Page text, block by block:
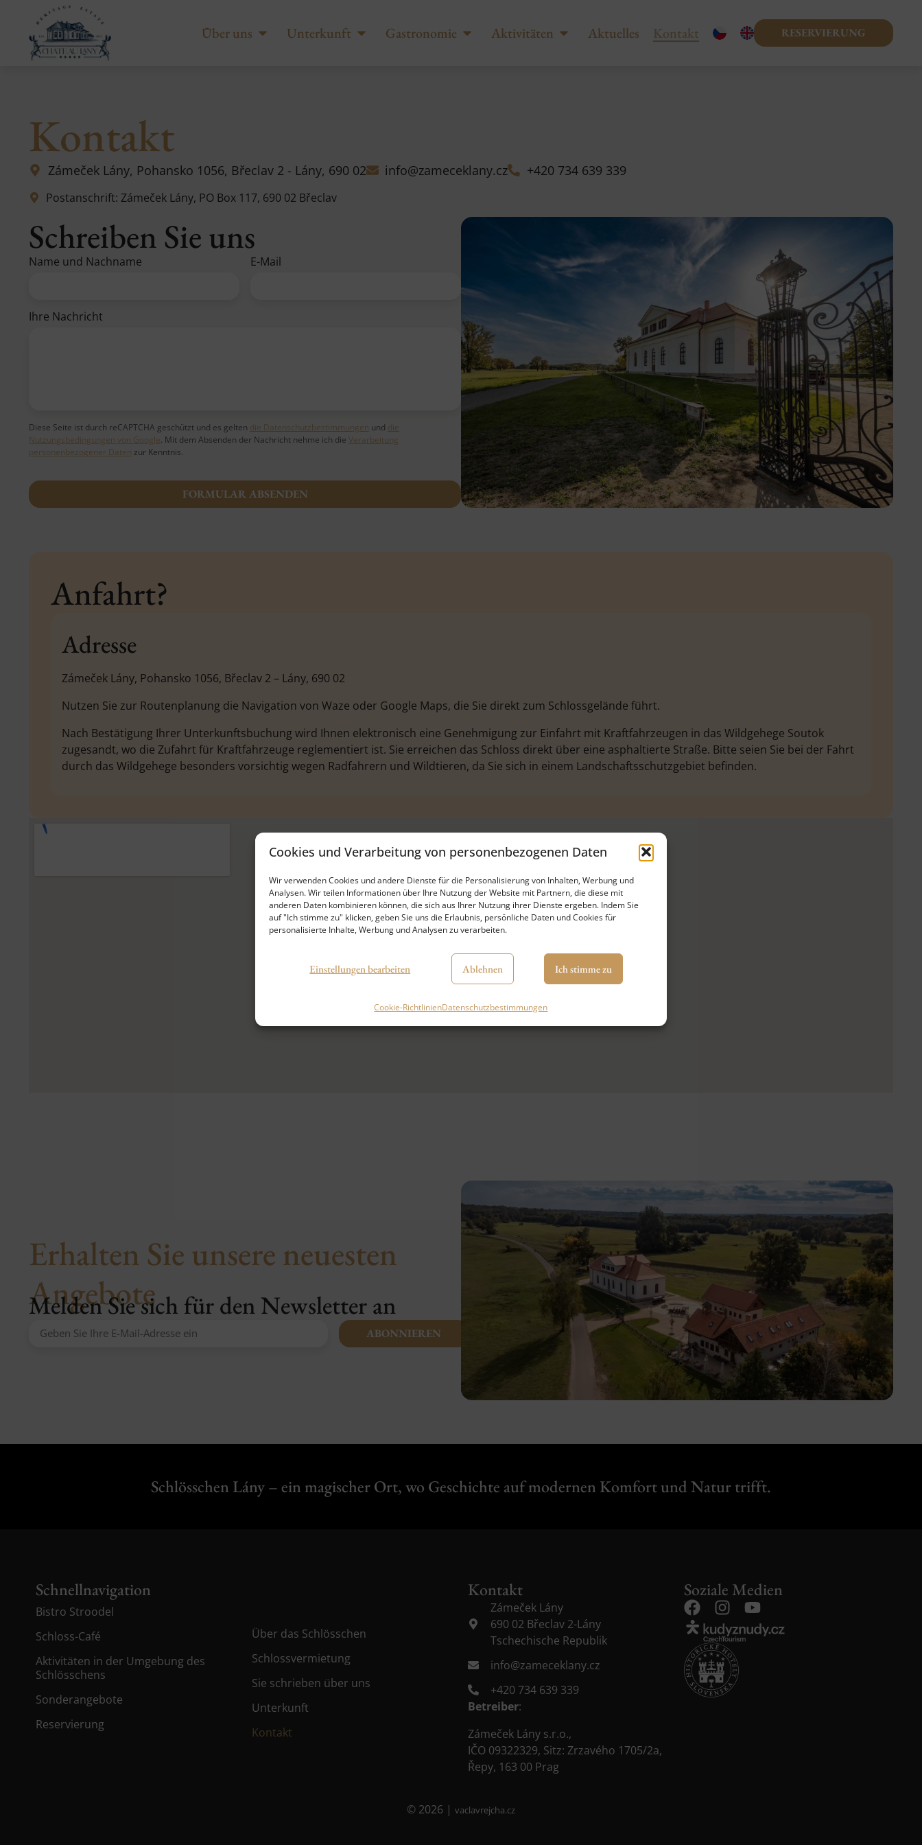
Cookies und Verarbeitung von personenbezogenen Daten
Wir verwenden Cookies und andere Dienste für die Personalisierung von Inhalten, Werbung und
Analysen. Wir teilen Informationen über Ihre Nutzung der Website mit Partnern, die diese mit
anderen Daten kombinieren können, die sich aus Ihrer Nutzung ihrer Dienste ergeben. Indem Sie
auf "Ich stimme zu" klicken, geben Sie uns die Erlaubnis, persönliche Daten und Cookies für
personalisierte Inhalte, Werbung und Analysen zu verarbeiten.
Ich stimme zu
Ablehnen
Einstellungen bearbeiten
Cookie-RichtlinienDatenschutzbestimmungen
Über uns Unterkunft Gastronomie Aktivitäten Aktuelles Kontakt RESERVIERUNG
Kontakt
Zámeček Lány, Pohansko 1056, Břeclav 2 - Lány, 690 02 info@zameceklany.cz +420 734 639 339
Postanschrift: Zámeček Lány, PO Box 117, 690 02 Břeclav
Schreiben Sie uns
Name und Nachname E-Mail
Ihre Nachricht
Diese Seite ist durch reCAPTCHA geschützt und es gelten die Datenschutzbestimmungen und die
Nutzungsbedingungen von Google. Mit dem Absenden der Nachricht nehme ich die Verarbeitung
personenbezogener Daten zur Kenntnis.
FORMULAR ABSENDEN
Anfahrt?
Adresse
Zámeček Lány, Pohansko 1056, Břeclav 2 – Lány, 690 02
Nutzen Sie zur Routenplanung die Navigation von Waze oder Google Maps, die Sie direkt zum Schlossgelände führt.
Nach Bestätigung Ihrer Unterkunftsbuchung wird Ihnen elektronisch eine Genehmigung zur Einfahrt mit Kraftfahrzeugen in das Wildgehege Soutok
zugesandt, wo die Zufahrt für Kraftfahrzeuge reglementiert ist. Sie erreichen das Schloss direkt über eine asphaltierte Straße. Bitte seien Sie bei der Fahrt
durch das Wildgehege besonders vorsichtig wegen Radfahrern und Wildtieren, da Sie sich in einem Landschaftsschutzgebiet befinden.
Erhalten Sie unsere neuesten
Angebote
Melden Sie sich für den Newsletter an
ABONNIEREN
Schlösschen Lány – ein magischer Ort, wo Geschichte auf modernen Komfort und Natur trifft.
Schnellnavigation
Bistro Stroodel
Schloss-Café
Aktivitäten in der Umgebung des
Schlösschens
Sonderangebote
Reservierung
Über das Schlösschen
Schlossvermietung
Sie schrieben über uns
Unterkunft
Kontakt
Kontakt
Zámeček Lány
690 02 Břeclav 2-Lány
Tschechische Republik
info@zameceklany.cz
+420 734 639 339
Betreiber:
Zámeček Lány s.r.o.,
IČO 09322329, Sitz: Zrzavého 1705/2a,
Řepy, 163 00 Prag
Soziale Medien
© 2026 | vaclavrejcha.cz